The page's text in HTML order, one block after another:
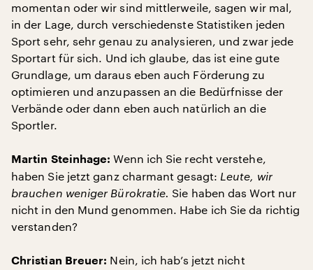
momentan oder wir sind mittlerweile, sagen wir mal,
in der Lage, durch verschiedenste Statistiken jeden
Sport sehr, sehr genau zu analysieren, und zwar jede
Sportart für sich. Und ich glaube, das ist eine gute
Grundlage, um daraus eben auch Förderung zu
optimieren und anzupassen an die Bedürfnisse der
Verbände oder dann eben auch natürlich an die
Sportler.
Martin Steinhage: Wenn ich Sie recht verstehe,
haben Sie jetzt ganz charmant gesagt: Leute, wir
brauchen weniger Bürokratie. Sie haben das Wort nur
nicht in den Mund genommen. Habe ich Sie da richtig
verstanden?
Christian Breuer: Nein, ich hab’s jetzt nicht